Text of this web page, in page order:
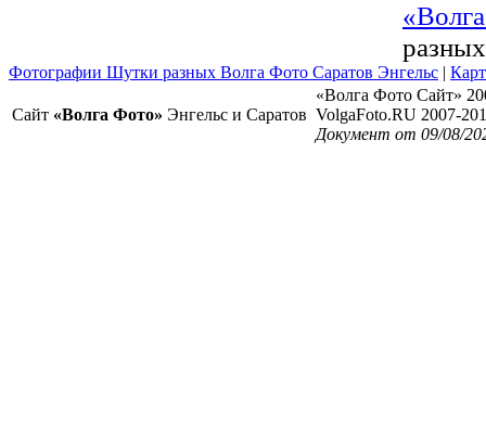
Фотографии Шутки разных Волга Фото Саратов Энгельс |
Сайт «Волга Фото» Энгельс и Саратов
«Волга Фото Сайт»
VolgaFoto.RU 2007-
Документ от 09/08/